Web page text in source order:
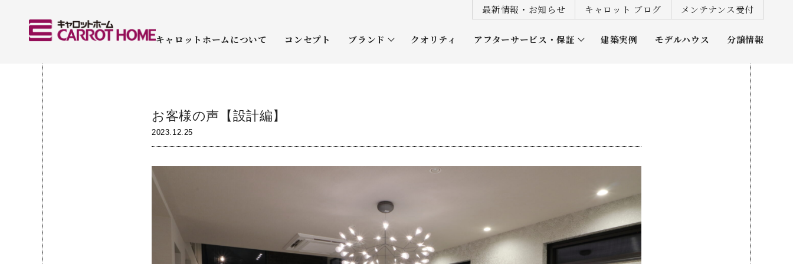
最新情報・お知らせ キャロット ブログ メンテナンス受付
キャロットホームについて コンセプト ブランド クオリティ アフターサービス・保証 建築実例 モデルハウス 分譲情報
お客様の声【設計編】
2023.12.25